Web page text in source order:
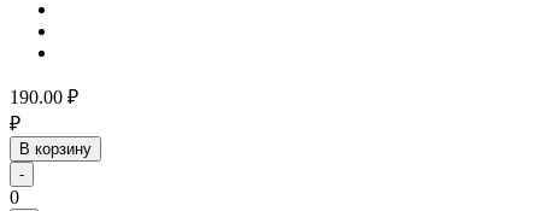
190.00 ₽
₽
В корзину
-
0